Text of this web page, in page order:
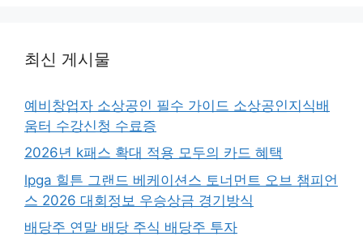
최신 게시물
예비창업자 소상공인 필수 가이드 소상공인지식배
움터 수강신청 수료증
2026년 k패스 확대 적용 모두의 카드 혜택
lpga 힐튼 그랜드 베케이션스 토너먼트 오브 챔피언
스 2026 대회정보 우승상금 경기방식
배당주 연말 배당 주식 배당주 투자